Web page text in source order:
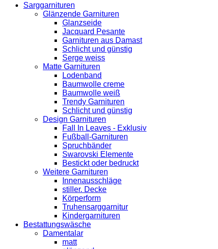
Sarggarnituren
Glänzende Garnituren
Glanzseide
Jacquard Pesante
Garnituren aus Damast
Schlicht und günstig
Serge weiss
Matte Garnituren
Lodenband
Baumwolle creme
Baumwolle weiß
Trendy Garnituren
Schlicht und günstig
Design Garnituren
Fall In Leaves - Exklusiv
Fußball-Garnituren
Spruchbänder
Swarovski Elemente
Bestickt oder bedruckt
Weitere Garnituren
Innenausschläge
stiller. Decke
Körperform
Truhensarggarnitur
Kindergarnituren
Bestattungswäsche
Damentalar
matt